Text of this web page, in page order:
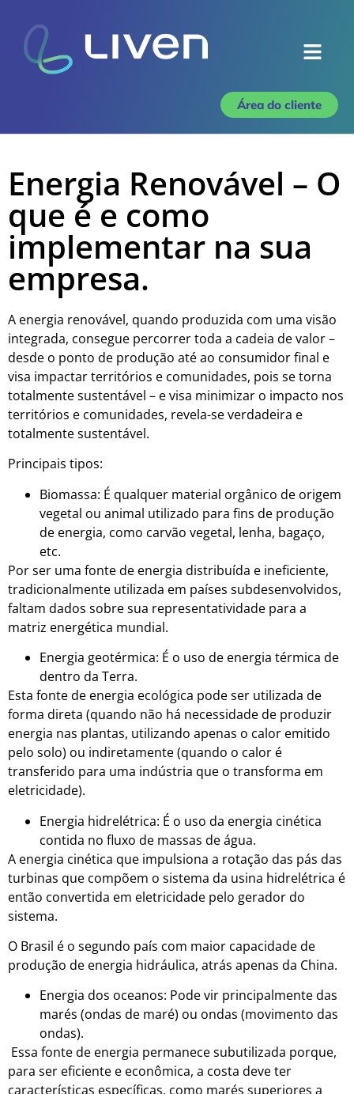
Área do cliente
Energia Renovável – O
que é e como
implementar na sua
empresa.
A energia renovável, quando produzida com uma visão
integrada, consegue percorrer toda a cadeia de valor –
desde o ponto de produção até ao consumidor final e
visa impactar territórios e comunidades, pois se torna
totalmente sustentável – e visa minimizar o impacto nos
territórios e comunidades, revela-se verdadeira e
totalmente sustentável.
Principais tipos:
Biomassa: É qualquer material orgânico de origem
vegetal ou animal utilizado para fins de produção
de energia, como carvão vegetal, lenha, bagaço,
etc.
Por ser uma fonte de energia distribuída e ineficiente,
tradicionalmente utilizada em países subdesenvolvidos,
faltam dados sobre sua representatividade para a
matriz energética mundial.
Energia geotérmica: É o uso de energia térmica de
dentro da Terra.
Esta fonte de energia ecológica pode ser utilizada de
forma direta (quando não há necessidade de produzir
energia nas plantas, utilizando apenas o calor emitido
pelo solo) ou indiretamente (quando o calor é
transferido para uma indústria que o transforma em
eletricidade).
Energia hidrelétrica: É o uso da energia cinética
contida no fluxo de massas de água.
A energia cinética que impulsiona a rotação das pás das
turbinas que compõem o sistema da usina hidrelétrica é
então convertida em eletricidade pelo gerador do
sistema.
O Brasil é o segundo país com maior capacidade de
produção de energia hidráulica, atrás apenas da China.
Energia dos oceanos: Pode vir principalmente das
marés (ondas de maré) ou ondas (movimento das
ondas).
Essa fonte de energia permanece subutilizada porque,
para ser eficiente e econômica, a costa deve ter
características específicas, como marés superiores a